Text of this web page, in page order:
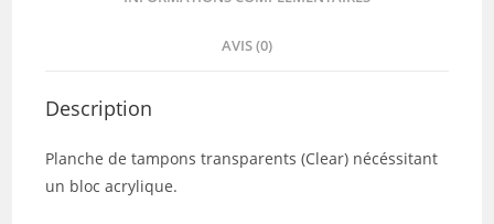
flowers
AVIS (0)
Description
Planche de tampons transparents (Clear) nécéssitant
un bloc acrylique.